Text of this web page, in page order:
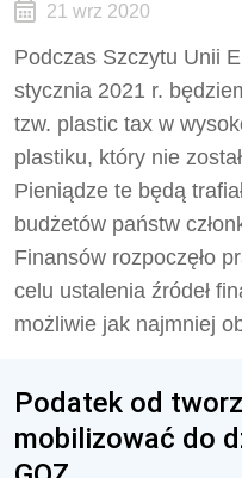
21 wrz 2020
Podczas Szczytu Unii
stycznia 2021 r.
tzw. plastic tax w
plastiku, który nie
Pieniądze te będą
budżetów państw
Finansów rozpoczęło
celu ustalenia źródeł
możliwie jak najmniej
Podatek od
mobilizować do